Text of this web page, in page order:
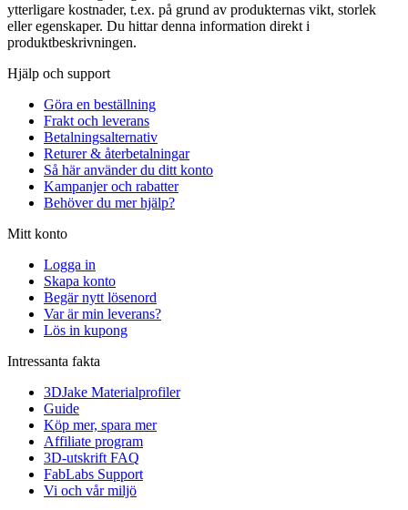
ytterligare kostnader, t.ex. på grund av produkternas vikt, storlek
eller egenskaper. Du hittar denna information direkt i
produktbeskrivningen.
Hjälp och support
Göra en beställning
Frakt och leverans
Betalningsalternativ
Returer & återbetalningar
Så här använder du ditt konto
Kampanjer och rabatter
Behöver du mer hjälp?
Mitt konto
Logga in
Skapa konto
Begär nytt lösenord
Var är min leverans?
Lös in kupong
Intressanta fakta
3DJake Materialprofiler
Guide
Köp mer, spara mer
Affiliate program
3D-utskrift FAQ
FabLabs Support
Vi och vår miljö